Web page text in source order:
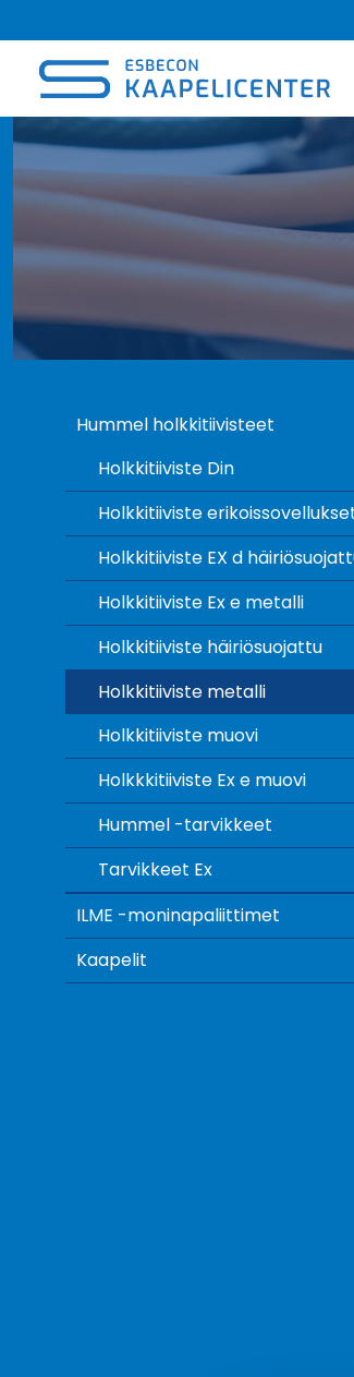
sisältöön
Hummel holkkitiivisteet
Holkkitiiviste Din
Holkkitiiviste
Holkkitiiviste EX d
Holkkitiiviste Ex e metalli
Holkkitiiviste häiriösuojattu
Holkkitiiviste metalli
Holkkitiiviste muovi
Holkkkitiiviste Ex e muovi
Hummel -tarvikkeet
Tarvikkeet Ex
ILME -moninapaliittimet
Kaapelit